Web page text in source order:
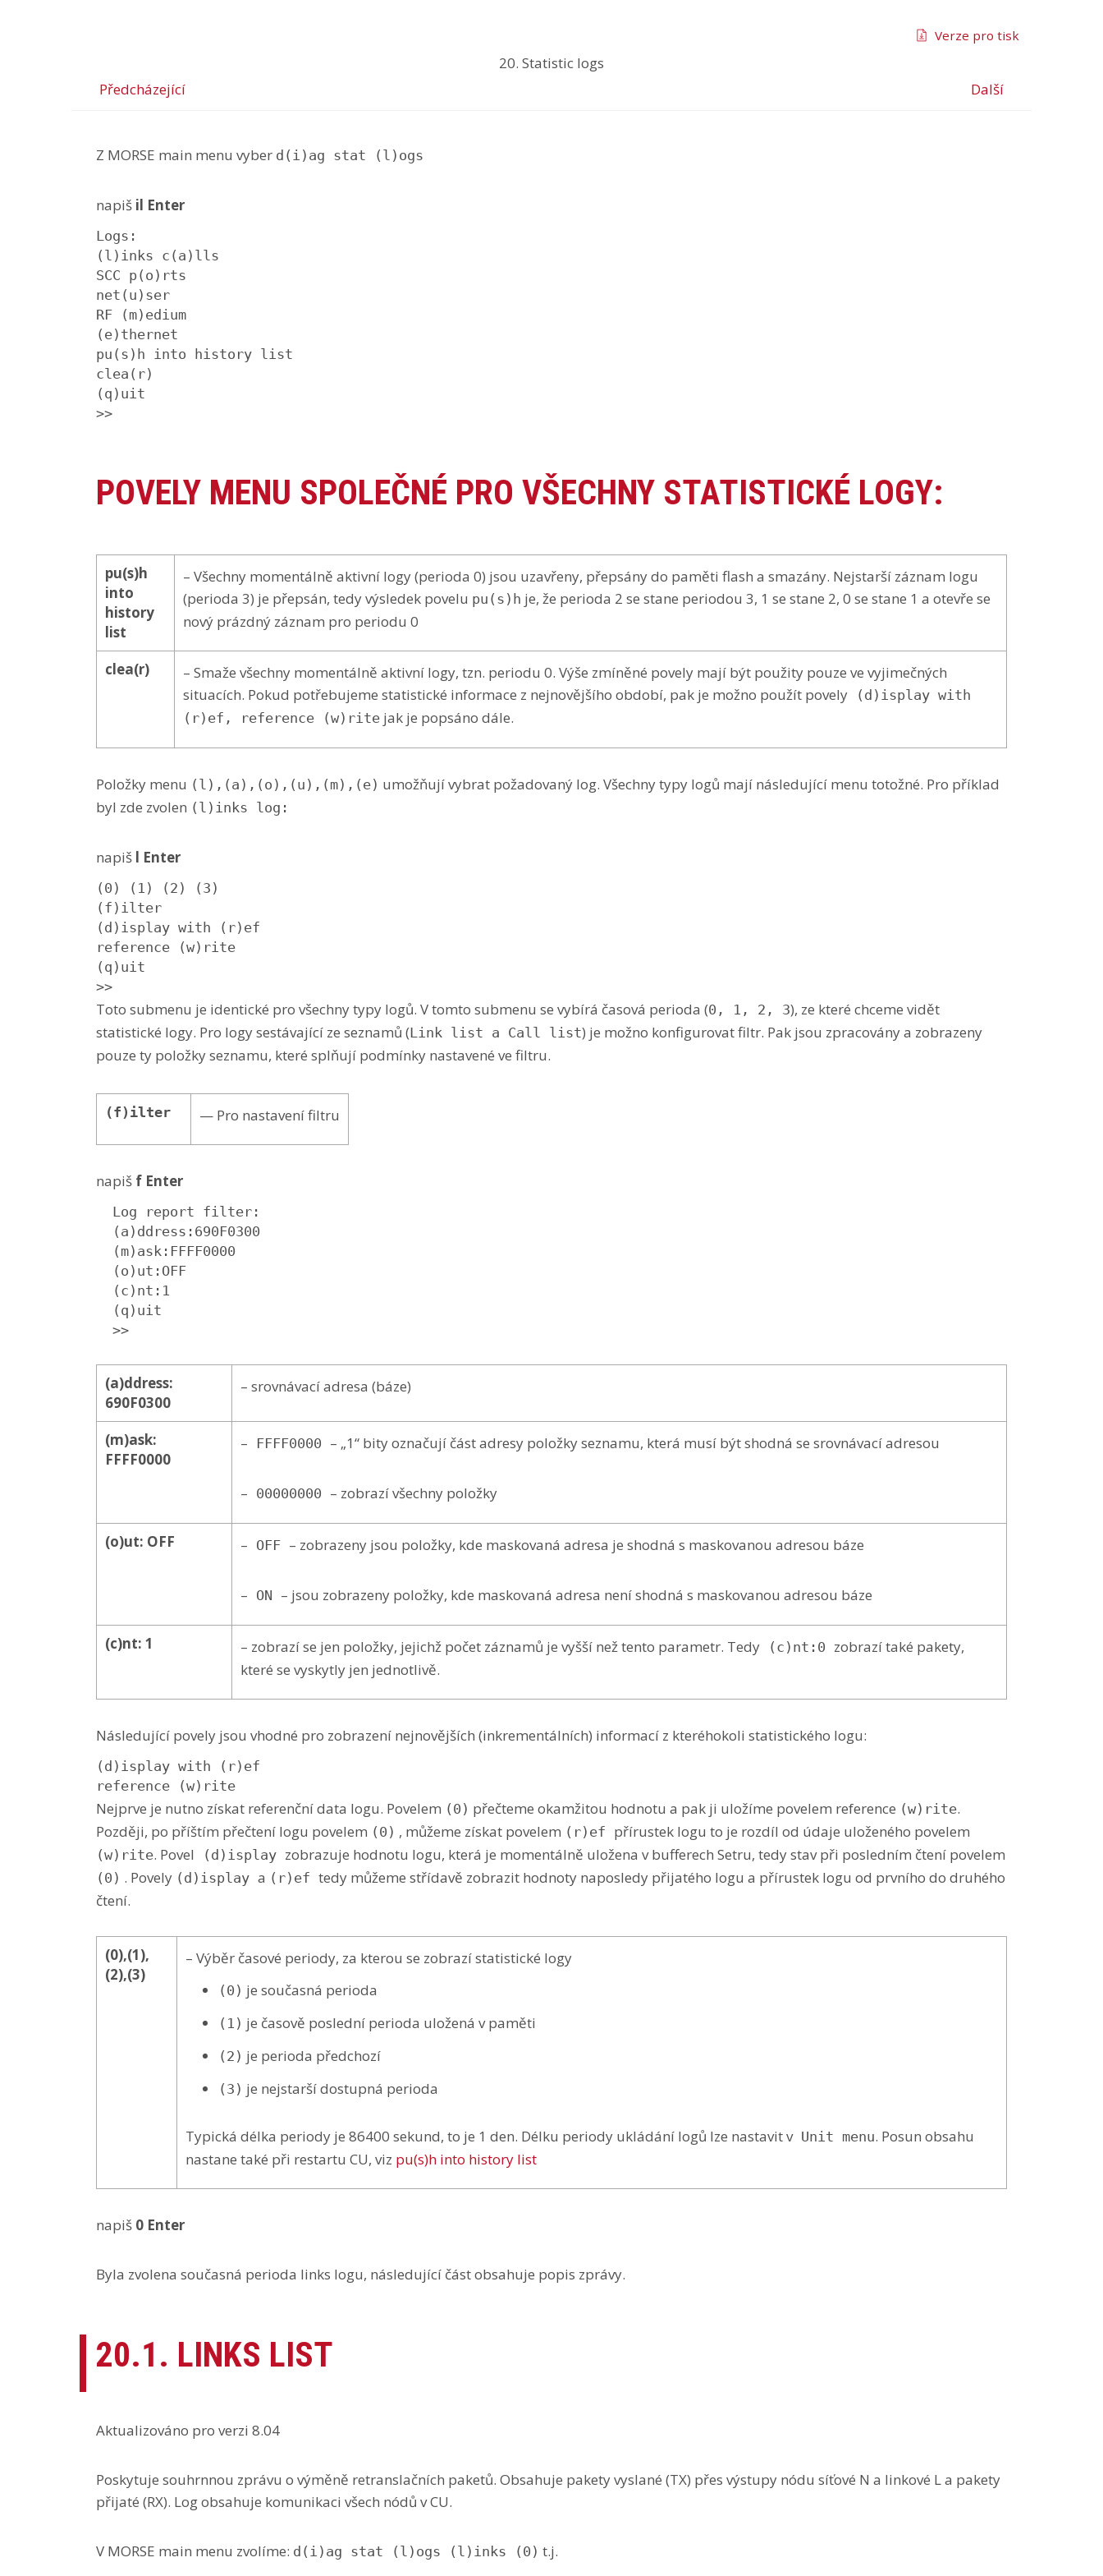
20. Statistic logs
Předcházející
Další
Verze pro tisk
Z MORSE main menu vyber d(i)ag stat (l)ogs
napiš il Enter
Logs:
(l)inks c(a)lls
SCC p(o)rts
net(u)ser
RF (m)edium
(e)thernet
pu(s)h into history list
clea(r)
(q)uit
>>
POVELY MENU SPOLEČNÉ PRO VŠECHNY STATISTICKÉ LOGY:
pu(s)h
into
history
list
– Všechny momentálně aktivní logy (perioda 0) jsou uzavřeny, přepsány do paměti flash a smazány. Nejstarší záznam logu
(perioda 3) je přepsán, tedy výsledek povelu pu(s)h je, že perioda 2 se stane periodou 3, 1 se stane 2, 0 se stane 1 a otevře se
nový prázdný záznam pro periodu 0
clea(r)
– Smaže všechny momentálně aktivní logy, tzn. periodu 0. Výše zmíněné povely mají být použity pouze ve vyjimečných
situacích. Pokud potřebujeme statistické informace z nejnovějšího období, pak je možno použít povely (d)isplay with
(r)ef, reference (w)rite jak je popsáno dále.
Položky menu (l),(a),(o),(u),(m),(e) umožňují vybrat požadovaný log. Všechny typy logů mají následující menu totožné. Pro příklad
byl zde zvolen (l)inks log:
napiš l Enter
(0) (1) (2) (3)
(f)ilter
(d)isplay with (r)ef
reference (w)rite
(q)uit
>>
Toto submenu je identické pro všechny typy logů. V tomto submenu se vybírá časová perioda (0, 1, 2, 3), ze které chceme vidět
statistické logy. Pro logy sestávající ze seznamů (Link list a Call list) je možno konfigurovat filtr. Pak jsou zpracovány a zobrazeny
pouze ty položky seznamu, které splňují podmínky nastavené ve filtru.
(f)ilter — Pro nastavení filtru
napiš f Enter
  Log report filter:
  (a)ddress:690F0300
  (m)ask:FFFF0000
  (o)ut:OFF
  (c)nt:1
  (q)uit
  >>
(a)ddress:
690F0300
– srovnávací adresa (báze)
(m)ask:
FFFF0000
– FFFF0000 – „1“ bity označují část adresy položky seznamu, která musí být shodná se srovnávací adresou
– 00000000 – zobrazí všechny položky
(o)ut: OFF – OFF – zobrazeny jsou položky, kde maskovaná adresa je shodná s maskovanou adresou báze
– ON – jsou zobrazeny položky, kde maskovaná adresa není shodná s maskovanou adresou báze
(c)nt: 1 – zobrazí se jen položky, jejichž počet záznamů je vyšší než tento parametr. Tedy (c)nt:0 zobrazí také pakety,
které se vyskytly jen jednotlivě.
Následující povely jsou vhodné pro zobrazení nejnovějších (inkrementálních) informací z kteréhokoli statistického logu:
(d)isplay with (r)ef
reference (w)rite
Nejprve je nutno získat referenční data logu. Povelem (0) přečteme okamžitou hodnotu a pak ji uložíme povelem reference (w)rite.
Později, po příštím přečtení logu povelem (0) , můžeme získat povelem (r)ef přírustek logu to je rozdíl od údaje uloženého povelem
(w)rite. Povel (d)isplay zobrazuje hodnotu logu, která je momentálně uložena v bufferech Setru, tedy stav při posledním čtení povelem
(0) . Povely (d)isplay a (r)ef tedy můžeme střídavě zobrazit hodnoty naposledy přijatého logu a přírustek logu od prvního do druhého
čtení.
(0),(1),
(2),(3)
– Výběr časové periody, za kterou se zobrazí statistické logy
(0) je současná perioda
(1) je časově poslední perioda uložená v paměti
(2) je perioda předchozí
(3) je nejstarší dostupná perioda
Typická délka periody je 86400 sekund, to je 1 den. Délku periody ukládání logů lze nastavit vUnit menu. Posun obsahu
nastane také při restartu CU, viz pu(s)h into history list
napiš 0 Enter
Byla zvolena současná perioda links logu, následující část obsahuje popis zprávy.
20.1. LINKS LIST
Aktualizováno pro verzi 8.04
Poskytuje souhrnnou zprávu o výměně retranslačních paketů. Obsahuje pakety vyslané (TX) přes výstupy nódu síťové N a linkové L a pakety
přijaté (RX). Log obsahuje komunikaci všech nódů v CU.
V MORSE main menu zvolíme: d(i)ag stat (l)ogs (l)inks (0) t.j.